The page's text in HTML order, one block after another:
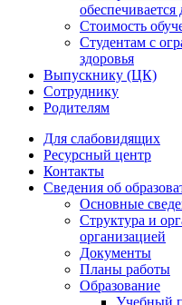
Стоимость
Студентам с
здоровья
Выпускнику (ЦК)
Сотруднику
Родителям
Для слабовидящих
Ресурсный центр
Контакты
Сведения об
Основные
Структура и
организацией
Документы
Планы работы
Образование
Учебный